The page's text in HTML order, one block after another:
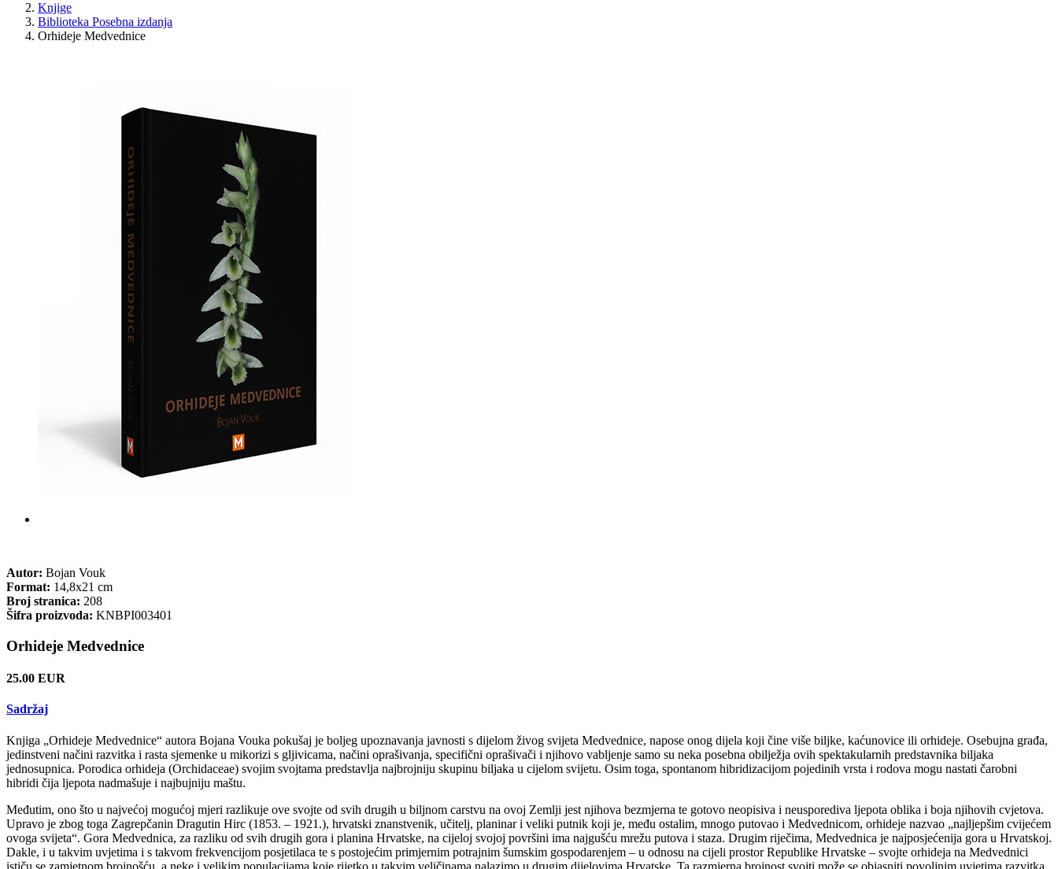
Knjige
Biblioteka Posebna izdanja
Orhideje Medvednice
Autor: Bojan Vouk
Format: 14,8x21 cm
Broj stranica: 208
Šifra proizvoda: KNBPI003401
Orhideje Medvednice
25.00 EUR
Sadržaj
Knjiga „Orhideje Medvednice“ autora Bojana Vouka pokušaj je boljeg upoznavanja javnosti s dijelom živog svijeta Medvednice, napose onog dijela koji čine više biljke, kaćunovice ili orhideje. Osebujna građa,
jedinstveni načini razvitka i rasta sjemenke u mikorizi s gljivicama, načini oprašivanja, specifični oprašivači i njihovo vabljenje samo su neka posebna obilježja ovih spektakularnih predstavnika biljaka
jednosupnica. Porodica orhideja (Orchidaceae) svojim svojtama predstavlja najbrojniju skupinu biljaka u cijelom svijetu. Osim toga, spontanom hibridizacijom pojedinih vrsta i rodova mogu nastati čarobni
hibridi čija ljepota nadmašuje i najbujniju maštu.
Međutim, ono što u najvećoj mogućoj mjeri razlikuje ove svojte od svih drugih u biljnom carstvu na ovoj Zemlji jest njihova bezmjerna te gotovo neopisiva i neusporediva ljepota oblika i boja njihovih cvjetova.
Upravo je zbog toga Zagrepčanin Dragutin Hirc (1853. – 1921.), hrvatski znanstvenik, učitelj, planinar i veliki putnik koji je, među ostalim, mnogo putovao i Medvednicom, orhideje nazvao „najljepšim cvijećem
ovoga svijeta“. Gora Medvednica, za razliku od svih drugih gora i planina Hrvatske, na cijeloj svojoj površini ima najgušću mrežu putova i staza. Drugim riječima, Medvednica je najposjećenija gora u Hrvatskoj.
Dakle, i u takvim uvjetima i s takvom frekvencijom posjetilaca te s postojećim primjernim potrajnim šumskim gospodarenjem – u odnosu na cijeli prostor Republike Hrvatske – svojte orhideja na Medvednici
ističu se zamjetnom brojnošću, a neke i velikim populacijama koje rijetko u takvim veličinama nalazimo u drugim dijelovima Hrvatske. Ta razmjerna brojnost svojti može se objasniti povoljnim uvjetima razvitka